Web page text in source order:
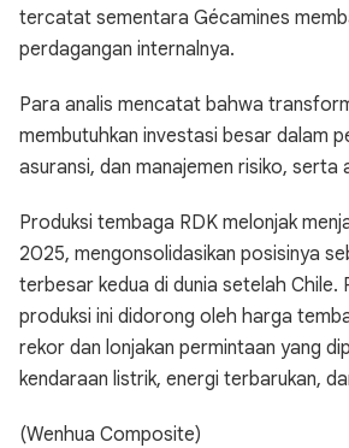
tercatat sementara Gécamines
perdagangan internalnya.
Para analis mencatat bahwa
membutuhkan investasi besar dalam
asuransi, dan manajemen risiko, serta
Produksi tembaga RDK melonjak
2025, mengonsolidasikan posisinya
terbesar kedua di dunia setelah Chile.
produksi ini didorong oleh harga
rekor dan lonjakan permintaan yang
kendaraan listrik, energi terbarukan,
(Wenhua Composite)